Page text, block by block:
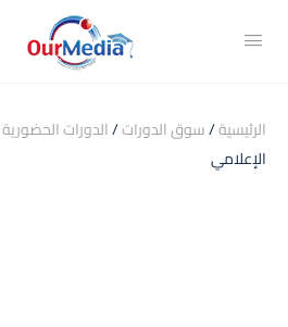
الرئيسية/سوق الدورات/الدورات الحضورية
الإعلامي